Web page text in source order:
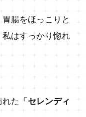
腸をほっこりと
はすっかり惚れ
た「セレンディ